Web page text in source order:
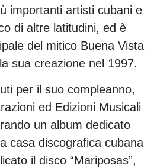
importanti artisti cubani e
di altre latitudini, ed è
del mitico Buena Vista
sua creazione nel 1997.
per il suo compleanno,
ed Edizioni Musicali
un album dedicato
casa discografica cubana
il disco “Mariposas”,